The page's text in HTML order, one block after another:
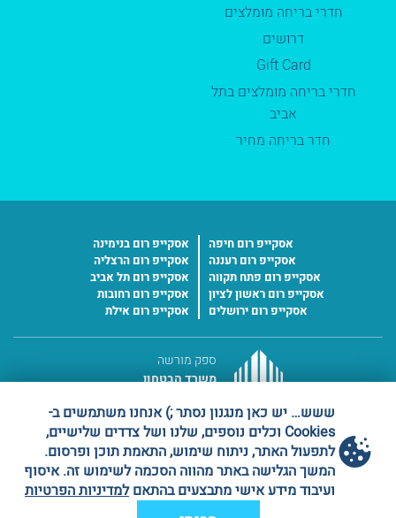
חדרי בריחה מומלצים
דרושים
Gift Card
חדרי בריחה מומלצים בתל
אביב
חדר בריחה מחיר
אסקייפ רום חיפה
אסקייפ רום בנימינה
אסקייפ רום רעננה
אסקייפ רום הרצליה
אסקייפ רום פתח תקווה
אסקייפ רום תל אביב
אסקייפ רום ראשון לציון
אסקייפ רום רחובות
אסקייפ רום ירושלים
אסקייפ רום אילת
ספק מורשה
משרד הבטחון
פיתוח ועיצוב על ידיOTAKOYI
ששש… יש כאן מנגנון נסתר ;) אנחנו משתמשים ב-
Cookies וכלים נוספים, שלנו ושל צדדים שלישיים,
לתפעול האתר, ניתוח שימוש, התאמת תוכן ופרסום.
המשך הגלישה באתר מהווה הסכמה לשימוש זה. איסוף
ועיבוד מידע אישי מתבצעים בהתאםלמדיניות הפרטיות